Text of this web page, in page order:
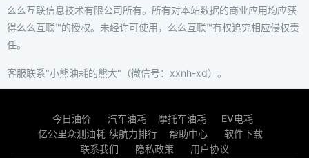
么么互联信息技术有限公司所有。所有对本站数据的商业应用均应获
得么么互联™的授权。未经许可使用，么么互联™有权追究相应侵权责
任。
客服联系"小熊油耗的熊大"（微信号：xxnh-xd）。
今日油价 汽车油耗 摩托车油耗
EV电耗
亿公里众测油耗 续航力排行 帮助中心
软件下载
联系我们
隐私政策 用户协议